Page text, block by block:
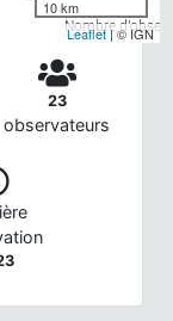
Nombre
10 km
Leaflet| © IGN
23
observateurs